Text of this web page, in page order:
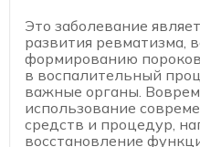
Это заболевание
развития ревматизма,
формированию
в воспалительный
важные органы.
использование
средств и процедур,
восстановление